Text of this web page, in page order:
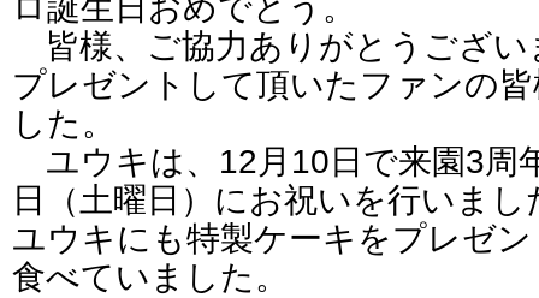
ロ誕生日おめでとう。
皆様、ご協力ありがとうござい
プレゼントして頂いたファンの
した。
ユウキは、12月10日で来園3周
日（土曜日）にお祝いを行いまし
ユウキにも特製ケーキをプレゼ
食べていました。